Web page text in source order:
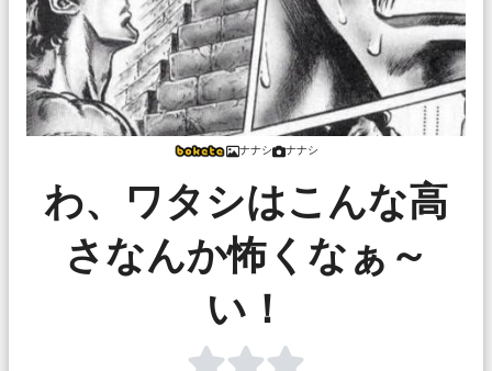
ナナシ ナナシ
わ、ワタシはこんな高
さなんか怖くなぁ～
い！